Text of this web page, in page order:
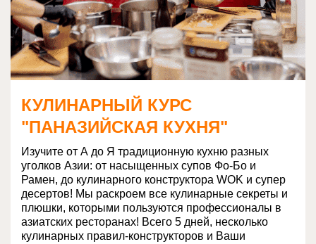
КУЛИНАРНЫЙ КУРС
"ПАНАЗИЙСКАЯ КУХНЯ"
Изучите от А до Я традиционную кухню разных
уголков Азии: от насыщенных супов Фо-Бо и
Рамен, до кулинарного конструктора WOK и супер
десертов! Мы раскроем все кулинарные секреты и
плюшки, которыми пользуются профессионалы в
азиатских ресторанах! Всего 5 дней, несколько
кулинарных правил-конструкторов и Ваши